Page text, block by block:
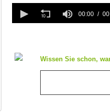
seconds
of
00:00
Wissen Sie schon,